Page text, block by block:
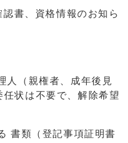
資格情報のお知ら
権者、成年後見
任状は不要で、解除希望
登記事項証明書